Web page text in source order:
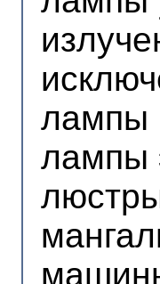
лампы
лампы